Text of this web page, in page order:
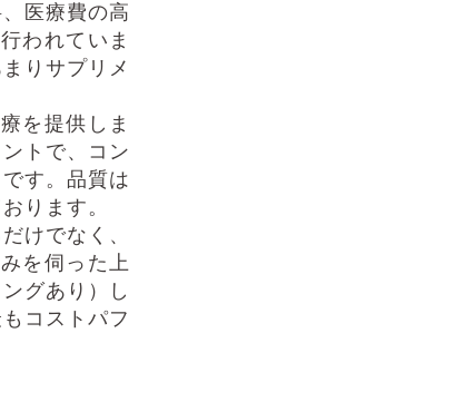
医療費の高
われていま
りサプリメ
を提供しま
トで、コン
す。品質は
ります。
けでなく、
を伺った上
グあり）し
コストパフ